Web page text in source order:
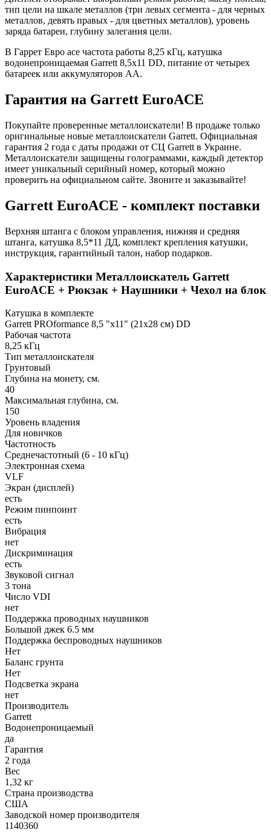
тип цели на шкале металлов (три левых сегмента - для черных
металлов, девять правых - для цветных металлов), уровень
заряда батареи, глубину залегания цели.
В Гаррет Евро асе частота работы 8,25 кГц, катушка
водонепроницаемая Garrett 8,5х11 DD, питание от четырех
батареек или аккумуляторов АА.
Гарантия на Garrett EuroACE
Покупайте проверенные металлоискатели! В продаже только
оригинальные новые металлоискатели Garrett. Официальная
гарантия 2 года с даты продажи от СЦ Garrett в Украине.
Металлоискатели защищены голограммами, каждый детектор
имеет уникальный серийный номер, который можно
проверить на официальном сайте. Звоните и заказывайте!
Garrett EuroACE - комплект поставки
Верхняя штанга с блоком управления, нижняя и средняя
штанга, катушка 8,5*11 ДД, комплект крепления катушки,
инструкция, гарантийный талон, набор подарков.
Характеристики Металлоискатель Garrett
EuroACE + Рюкзак + Наушники + Чехол на блок
Катушка в комплекте
Garrett PROformance 8,5 "х11" (21х28 см) DD
Рабочая частота
8,25 кГц
Тип металлоискателя
Грунтовый
Глубина на монету, см.
40
Максимальная глубина, см.
150
Уровень владения
Для новичков
Частотность
Среднечастотный (6 - 10 кГц)
Электронная схема
VLF
Экран (дисплей)
есть
Режим пинпоинт
есть
Вибрация
нет
Дискриминация
есть
Звуковой сигнал
3 тона
Число VDI
нет
Поддержка проводных наушников
Большой джек 6.5 мм
Поддержка беспроводных наушников
Нет
Баланс грунта
Нет
Подсветка экрана
нет
Производитель
Garrett
Водонепроницаемый
да
Гарантия
2 года
Вес
1,32 кг
Страна производства
США
Заводской номер производителя
1140360